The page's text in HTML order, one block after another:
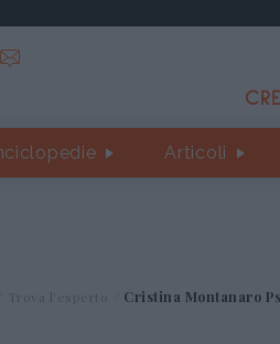
Articoli
Cristina Montanaro